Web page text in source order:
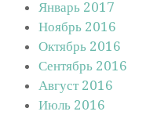
Январь 2017
Ноябрь 2016
Октябрь 2016
Сентябрь 2016
Август 2016
Июль 2016